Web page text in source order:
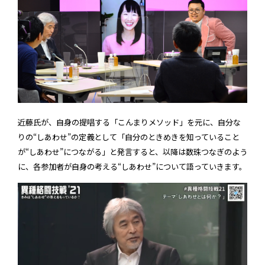
近藤氏が、自身の提唱する「こんまりメソッド」を元に、自分な
りの“しあわせ”の定義として「自分のときめきを知っていること
が“しあわせ”につながる」と発言すると、以降は数珠つなぎのよう
に、各参加者が自身の考える“しあわせ”について語っていきます。